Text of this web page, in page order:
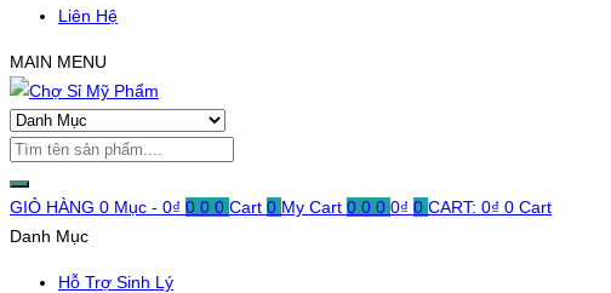
Liên Hệ
MAIN MENU
GIỎ HÀNG 0 Mục - 0₫ 0 0 0 Cart 0 My Cart 0 0 0 0₫ 0 CART: 0₫ 0 Cart
Danh Mục
Hỗ Trợ Sinh Lý